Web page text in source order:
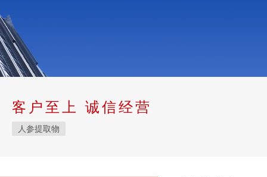
客户至上 诚信经营
人参提取物